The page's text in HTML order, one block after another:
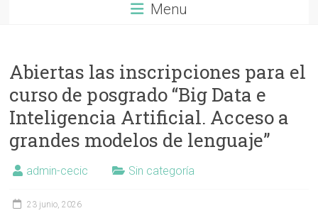
Menu
Abiertas las inscripciones para el
curso de posgrado “Big Data e
Inteligencia Artificial. Acceso a
grandes modelos de lenguaje”
admin-cecic Sin categoría
23 junio, 2026